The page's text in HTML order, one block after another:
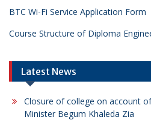
BTC Wi-Fi Service Application Form
Course Structure of Diploma
Latest News
Closure of college on account
Minister Begum Khaleda Zia